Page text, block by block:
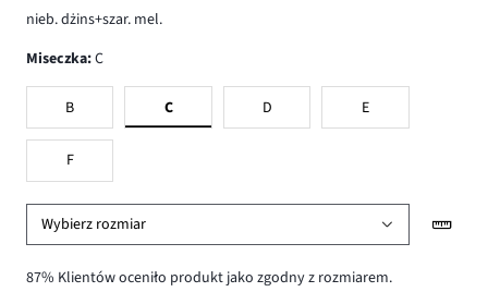
nieb. dżins+szar. mel.
Miseczka:C
B C D E
F
Wybierz rozmiar
87% Klientów oceniło produkt jako zgodny z rozmiarem.